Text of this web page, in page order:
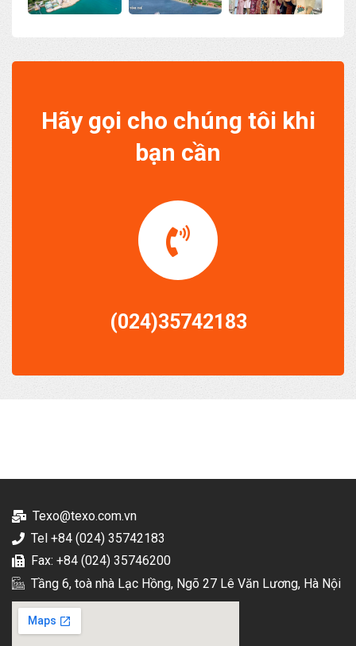
Hãy gọi cho chúng tôi khi
bạn cần
(024)35742183
Texo@texo.com.vn
Tel +84 (024) 35742183
Fax: +84 (024) 35746200
Tầng 6, toà nhà Lạc Hồng, Ngõ 27 Lê Văn Lương, Hà Nội